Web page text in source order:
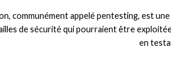
communément appelé pentesting, est
de sécurité qui pourraient être
en